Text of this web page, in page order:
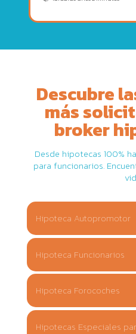
Descubre
más
broker
Desde hipotecas 100%
para funcionarios.
Hipoteca Autopromotor
Hipoteca Funcionarios
Hipoteca Forocoches
Hipotecas Especiales